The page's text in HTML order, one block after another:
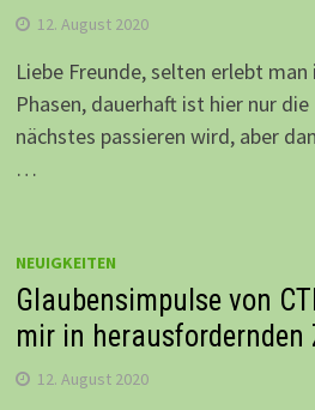
12. August 2020
Liebe Freunde, selten erlebt
Phasen, dauerhaft ist hier nur
nächstes passieren wird, aber
…
NEUIGKEITEN
Glaubensimpulse von
mir in herausfordernden
12. August 2020